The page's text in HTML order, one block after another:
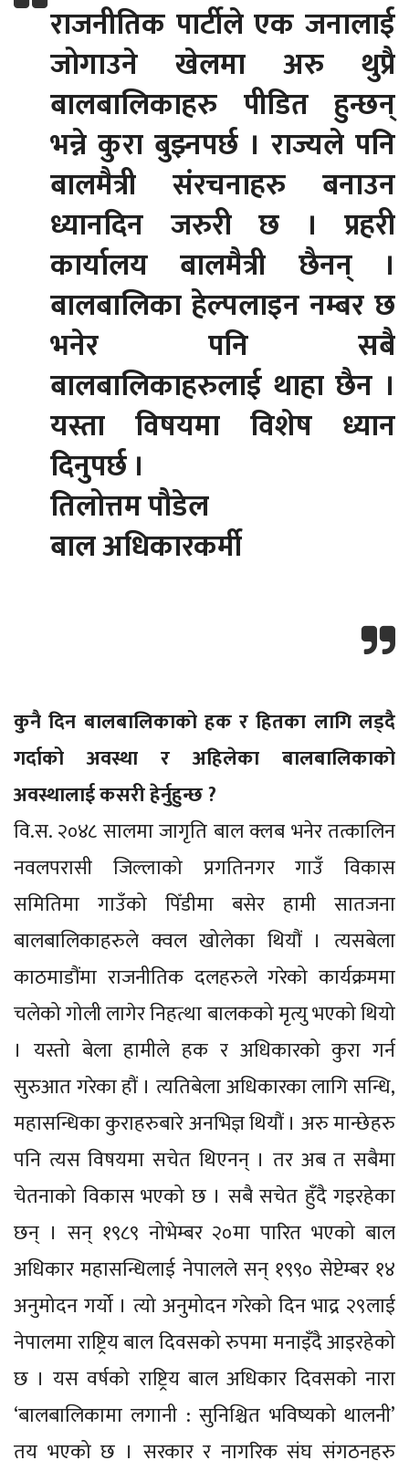
राजनीतिक पार्टीले एक जनालाई
जोगाउने खेलमा अरु थुप्रै
बालबालिकाहरु पीडित हुन्छन्
भन्ने कुरा बुझ्नपर्छ । राज्यले पनि
बालमैत्री संरचनाहरु बनाउन
ध्यानदिन जरुरी छ । प्रहरी
कार्यालय बालमैत्री छैनन् ।
बालबालिका हेल्पलाइन नम्बर छ
भनेर पनि सबै
बालबालिकाहरुलाई थाहा छैन ।
यस्ता विषयमा विशेष ध्यान
दिनुपर्छ ।
तिलोत्तम पौडेल
बाल अधिकारकर्मी
कुनै दिन बालबालिकाको हक र हितका लागि लड्दै
गर्दाको अवस्था र अहिलेका बालबालिकाको
अवस्थालाई कसरी हेर्नुहुन्छ ?
वि.स. २०४८ सालमा जागृति बाल क्लब भनेर तत्कालिन
नवलपरासी जिल्लाको प्रगतिनगर गाउँ विकास
समितिमा गाउँको पिँडीमा बसेर हामी सातजना
बालबालिकाहरुले क्वल खोलेका थियौं । त्यसबेला
काठमाडौंमा राजनीतिक दलहरुले गरेको कार्यक्रममा
चलेको गोली लागेर निहत्था बालकको मृत्यु भएको थियो
। यस्तो बेला हामीले हक र अधिकारको कुरा गर्न
सुरुआत गरेका हौं । त्यतिबेला अधिकारका लागि सन्धि,
महासन्धिका कुराहरुबारे अनभिज्ञ थियौं । अरु मान्छेहरु
पनि त्यस विषयमा सचेत थिएनन् । तर अब त सबैमा
चेतनाको विकास भएको छ । सबै सचेत हुँदै गइरहेका
छन् । सन् १९८९ नोभेम्बर २०मा पारित भएको बाल
अधिकार महासन्धिलाई नेपालले सन् १९९० सेप्टेम्बर १४
अनुमोदन गर्यो । त्यो अनुमोदन गरेको दिन भाद्र २९लाई
नेपालमा राष्ट्रिय बाल दिवसको रुपमा मनाइँदै आइरहेको
छ । यस वर्षको राष्ट्रिय बाल अधिकार दिवसको नारा
‘बालबालिकामा लगानी : सुनिश्चित भविष्यको थालनी’
तय भएको छ । सरकार र नागरिक संघ संगठनहरु